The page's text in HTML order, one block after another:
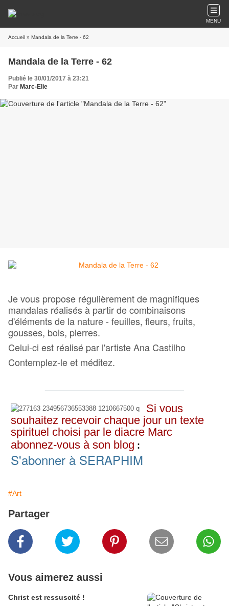
MENU
Accueil » Mandala de la Terre - 62
Mandala de la Terre - 62
Publié le 30/01/2017 à 23:21
Par Marc-Elie
Je vous propose régulièrement de magnifiques
mandalas réalisés à partir de combinaisons
d'éléments de la nature - feuilles, fleurs, fruits,
gousses, bois, pierres.
Celui-ci est réalisé par l'artisteAna Castilho
Contemplez-le et méditez.
Si vous
souhaitez recevoir chaque jour un texte
spirituel choisi par le diacre Marc
abonnez-vous à son blog :
S'abonner à SERAPHIM
#Art
Partager
Vous aimerez aussi
Christ est ressuscité !